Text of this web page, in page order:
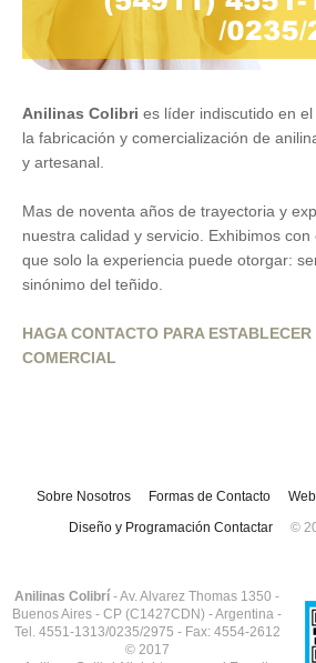
Anilinas Colibri es líder indiscutido en
la fabricación y comercialización de
y artesanal.
Mas de noventa años de trayectoria y
nuestra calidad y servicio. Exhibimos
que solo la experiencia puede otorgar:
sinónimo del teñido.
HAGA CONTACTO PARA
COMERCIAL
Sobre Nosotros Formas de Contacto
Diseño y Programación Contactar
©
Anilinas Colibrí - Av. Alvarez Thomas 1350 -
Buenos Aires - CP (C1427CDN) - Argentina -
Tel. 4551-1313/0235/2975 - Fax: 4554-2612
© 2017